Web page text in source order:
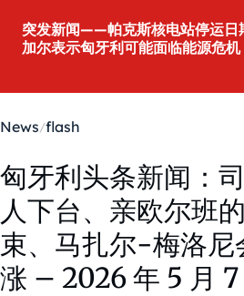
突发新闻——帕克斯核电站停运日
加尔表示匈牙利可能面临能源危机
News flash
匈牙利头条新闻：
人下台、亲欧尔班
束、马扎尔-梅洛尼
涨 – 2026 年 5 月 7